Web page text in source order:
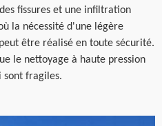
fissures et une infiltration
la nécessité d'une légère
être réalisé en toute sécurité.
le nettoyage à haute pression
sont fragiles.